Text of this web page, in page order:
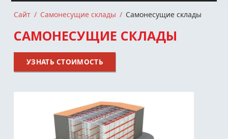
Сайт Самонесущие склады Самонесущие склады
САМОНЕСУЩИЕ СКЛАДЫ
УЗНАТЬ СТОИМОСТЬ